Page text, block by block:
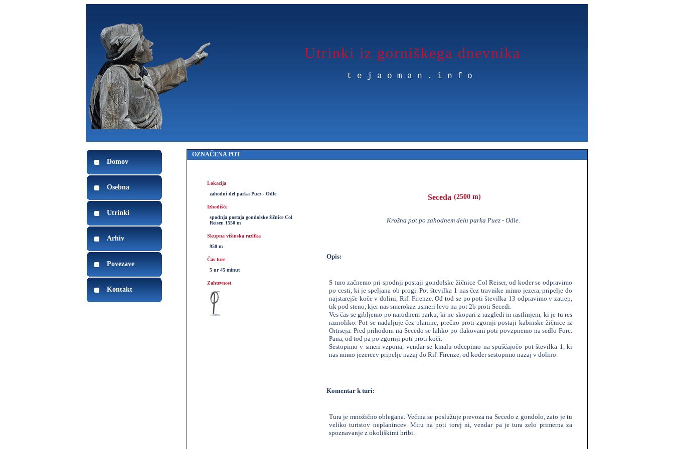
Utrinki iz gorniškega dnevnika
tejaoman.info
Domov
Osebna
Utrinki
Arhiv
Povezave
Kontakt
OZNAČENA POT
Lokacija
zahodni del parka Puez - Odle
Izhodišče
spodnja postaja gondolske žičnice Col
Reiser, 1550 m
Skupna višinska razlika
950 m
Čas ture
5 ur 45 minut
Zahtevnost
Seceda (2500 m)
Krožna pot po zahodnem delu parka Puez - Odle.
Opis:
S turo začnemo pri spodnji postaji gondolske žičnice Col Reiser, od koder se odpravimo
po cesti, ki je speljana ob progi. Pot številka 1 nas čez travnike mimo jezera, pripelje do
najstarejše koče v dolini, Rif. Firenze. Od tod se po poti številka 13 odpravimo v zatrep,
tik pod steno, kjer nas smerokaz usmeri levo na pot 2b proti Secedi.
Ves čas se gibljemo po narodnem parku, ki ne skopari z razgledi in rastlinjem, ki je tu res
raznoliko. Pot se nadaljuje čez planine, prečno proti zgornji postaji kabinske žičnice iz
Ortiseja. Pred prihodom na Secedo se lahko po tlakovani poti povzpnemo na sedlo Forc.
Pana, od tod pa po zgornji poti proti koči.
Sestopimo v smeri vzpona, vendar se kmalu odcepimo na spuščajočo pot številka 1, ki
nas mimo jezercev pripelje nazaj do Rif. Firenze, od koder sestopimo nazaj v dolino.
Komentar k turi:
Tura je množično oblegana. Večina se poslužuje prevoza na Secedo z gondolo, zato je tu
veliko turistov neplanincev. Miru na poti torej ni, vendar pa je tura zelo primerna za
spoznavanje z okoliškimi hribi.